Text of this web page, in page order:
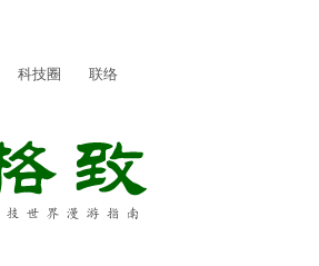
科技圈 联络